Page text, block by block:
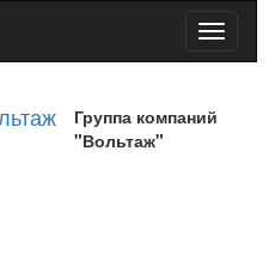
Toggle
Группа компаний
"Вольтаж"